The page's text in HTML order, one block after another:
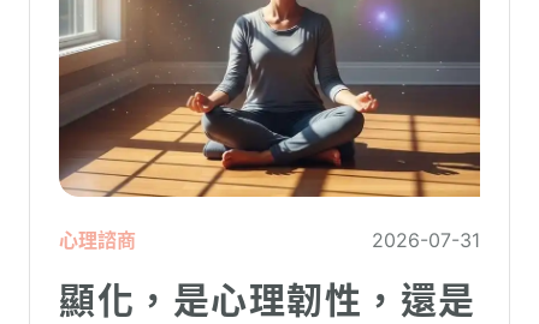
心理諮商 2026-07-31
顯化，是心理韌性，還是